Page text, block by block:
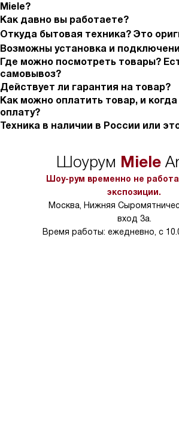
Miele?
Как давно вы работаете?
Откуда бытовая техника? Это
Возможны установка и
Где можно посмотреть товары?
самовывоз?
Действует ли гарантия на товар?
Как можно оплатить товар, и
оплату?
Техника в наличии в России или
Шоурум Miele
Шоу-рум временно не
экспозиции.
Москва, Нижняя
вход 3а.
Время работы: ежедневно, с